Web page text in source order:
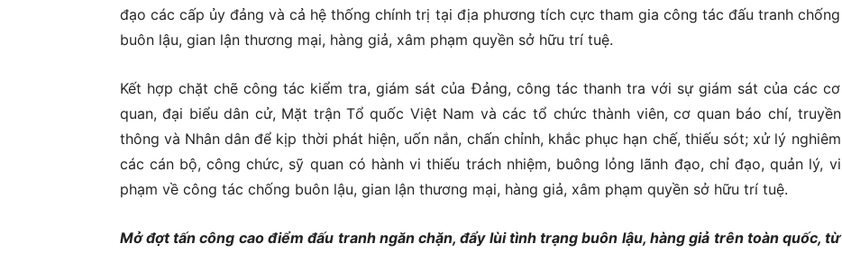
đạo các cấp ủy đảng và cả hệ thống chính trị tại địa phương tích cực tham gia công tác đấu tranh chống
buôn lậu, gian lận thương mại, hàng giả, xâm phạm quyền sở hữu trí tuệ.
Kết hợp chặt chẽ công tác kiểm tra, giám sát của Đảng, công tác thanh tra với sự giám sát của các cơ
quan, đại biểu dân cử, Mặt trận Tổ quốc Việt Nam và các tổ chức thành viên, cơ quan báo chí, truyền
thông và Nhân dân để kịp thời phát hiện, uốn nắn, chấn chỉnh, khắc phục hạn chế, thiếu sót; xử lý nghiêm
các cán bộ, công chức, sỹ quan có hành vi thiếu trách nhiệm, buông lỏng lãnh đạo, chỉ đạo, quản lý, vi
phạm về công tác chống buôn lậu, gian lận thương mại, hàng giả, xâm phạm quyền sở hữu trí tuệ.
Mở đợt tấn công cao điểm đấu tranh ngăn chặn, đẩy lùi tình trạng buôn lậu, hàng giả trên toàn quốc, từ